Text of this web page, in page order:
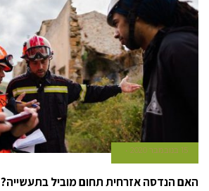
15 בנובמבר 2020
האם הנדסה אזרחית תחום מוביל בתעשייה?